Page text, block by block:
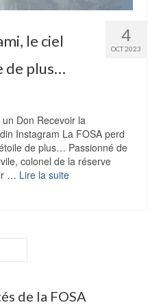
4
OCT 2023
le ciel
de plus…
Don Recevoir la
Instagram La FOSA perd
de plus… Passionné de
colonel de la réserve
… Lire la suite
de la FOSA